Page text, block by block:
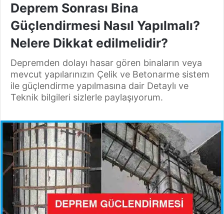
Deprem Sonrası Bina
Güçlendirmesi Nasıl Yapılmalı?
Nelere Dikkat edilmelidir?
Depremden dolayı hasar gören binaların veya
mevcut yapılarınızın Çelik ve Betonarme sistem
ile güçlendirme yapılmasına dair Detaylı ve
Teknik bilgileri sizlerle paylaşıyorum.